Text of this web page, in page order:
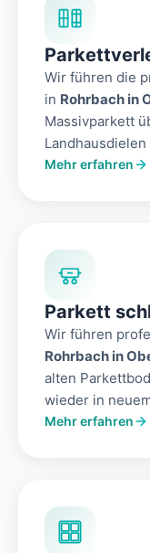
Wir führen die
in Rohrbach in
Massivparkett
Mehr erfahren
Parkett
Wir führen
Rohrbach in
alten
wieder in
Mehr erfahren